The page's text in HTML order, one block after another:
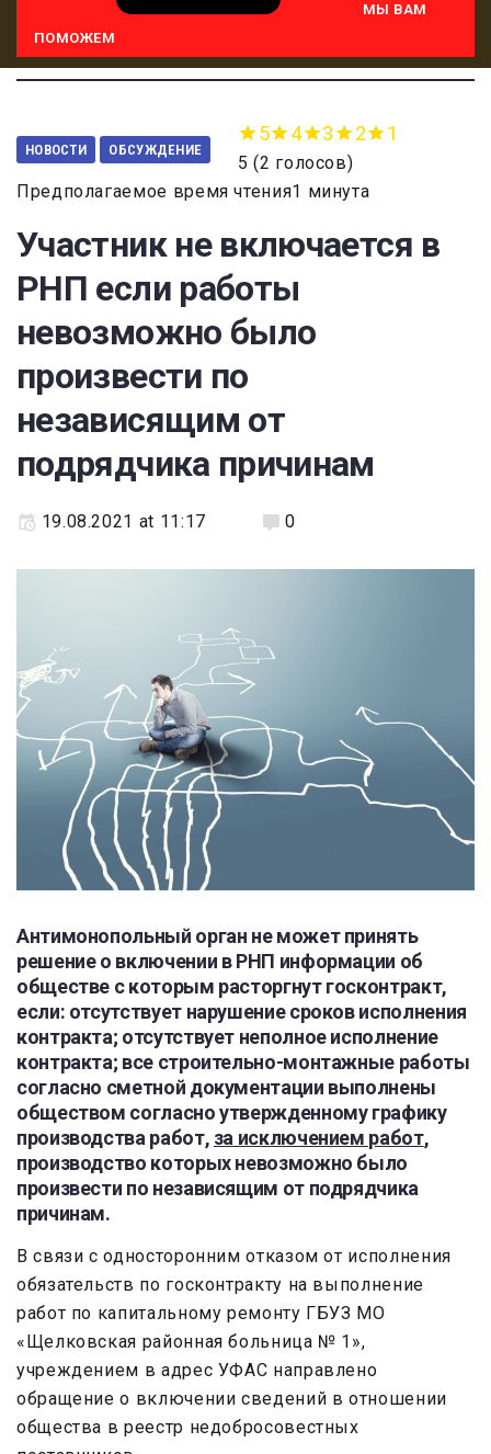
МЫ ВАМ
ПОМОЖЕМ
НОВОСТИ ОБСУЖДЕНИЕ
5 4 3 2 1
5 (2 голосов)
Предполагаемое время чтения1 минута
Участник не включается в
РНП если работы
невозможно было
произвести по
независящим от
подрядчика причинам
19.08.2021 at 11:17 0
Антимонопольный орган не может принять
решение о включении в РНП информации об
обществе с которым расторгнут госконтракт,
если: отсутствует нарушение сроков исполнения
контракта; отсутствует неполное исполнение
контракта; все строительно-монтажные работы
согласно сметной документации выполнены
обществом согласно утвержденному графику
производства работ, за исключением работ,
производство которых невозможно было
произвести по независящим от подрядчика
причинам.
В связи с односторонним отказом от исполнения
обязательств по госконтракту на выполнение
работ по капитальному ремонту ГБУЗ МО
«Щелковская районная больница № 1»,
учреждением в адрес УФАС направлено
обращение о включении сведений в отношении
общества в реестр недобросовестных